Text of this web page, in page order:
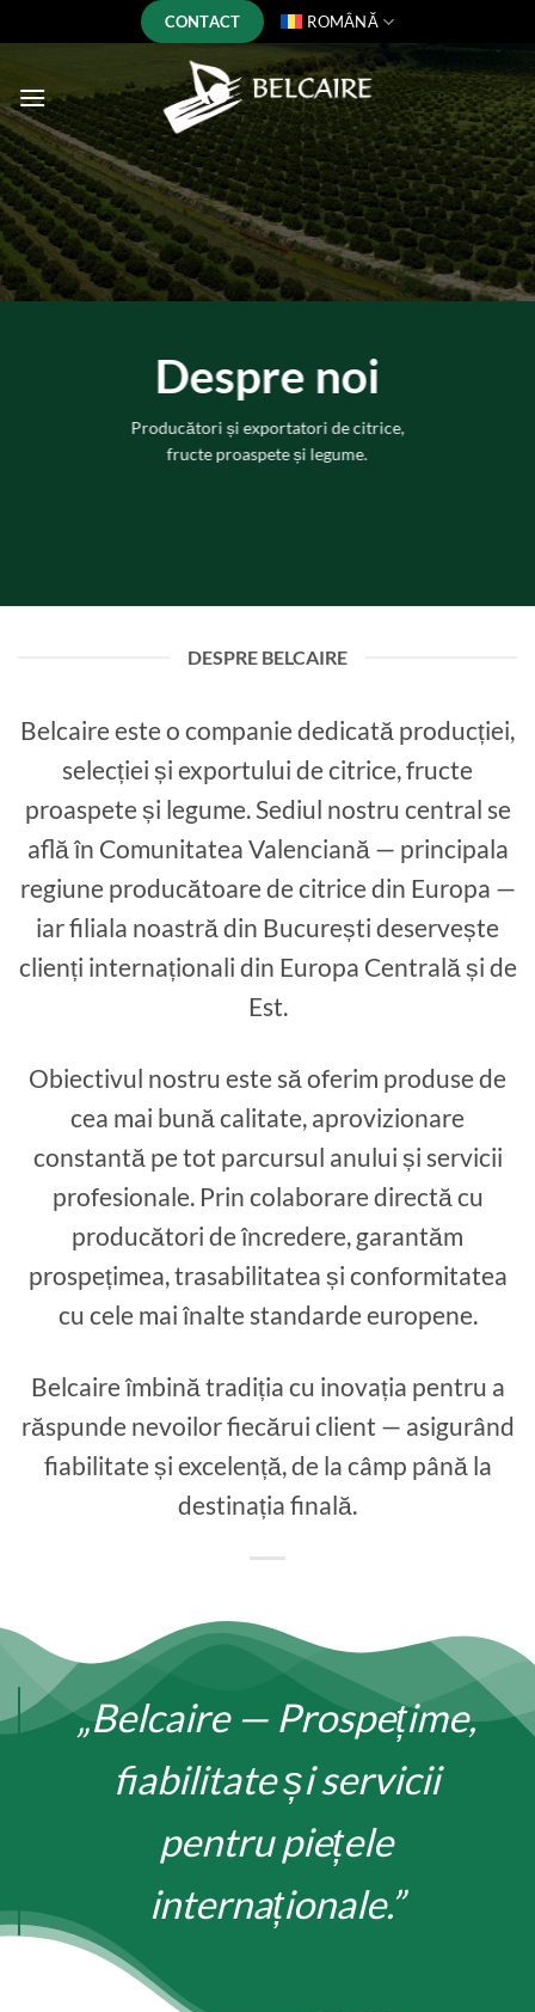
to
CONTACT ROMÂNĂ
Despre noi
Producători și exportatori de citrice,
fructe proaspete și legume.
DESPRE BELCAIRE
Belcaire este o companie dedicată producției,
selecției și exportului de citrice, fructe
proaspete și legume. Sediul nostru central se
află în Comunitatea Valenciană — principala
regiune producătoare de citrice din Europa —
iar filiala noastră din București deservește
clienți internaționali din Europa Centrală și de
Est.
Obiectivul nostru este să oferim produse de
cea mai bună calitate, aprovizionare
constantă pe tot parcursul anului și servicii
profesionale. Prin colaborare directă cu
producători de încredere, garantăm
prospețimea, trasabilitatea și conformitatea
cu cele mai înalte standarde europene.
Belcaire îmbină tradiția cu inovația pentru a
răspunde nevoilor fiecărui client — asigurând
fiabilitate și excelență, de la câmp până la
destinația finală.
„Belcaire — Prospețime,
fiabilitate și servicii
pentru piețele
internaționale.”